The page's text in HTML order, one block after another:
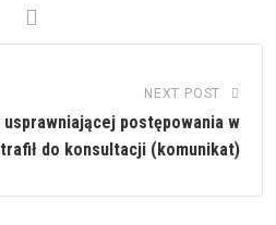
NEXT POST
postępowania w
do konsultacji (komunikat)